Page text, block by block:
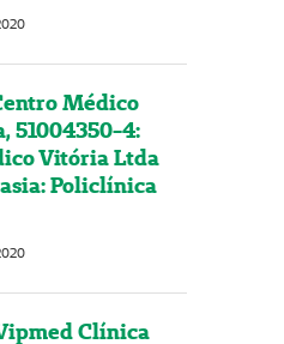
Médico
51004350-4:
Vitória Ltda
Policlínica
Clínica